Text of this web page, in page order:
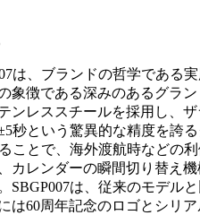
は、ブランドの哲学であ
象徴である深みのあるグ
レススチールを採用し、
という驚異的な精度を誇
とで、海外渡航時などの
レンダーの瞬間切り替え
は、従来のモデ
60周年記念のロゴとシ